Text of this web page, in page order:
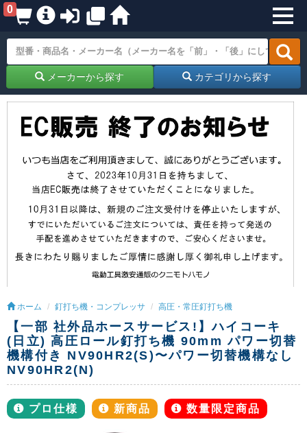
0
メーカーから探す カテゴリから探す
ホーム 釘打ち機・コンプレッサ 高圧・常圧釘打ち機
【一部 社外品ホースサービス!】ハイコーキ
(日立) 高圧ロール釘打ち機 90mm パワー切替
機構付き NV90HR2(S)〜パワー切替機構なし
NV90HR2(N)
プロ仕様 新商品 数量限定商品